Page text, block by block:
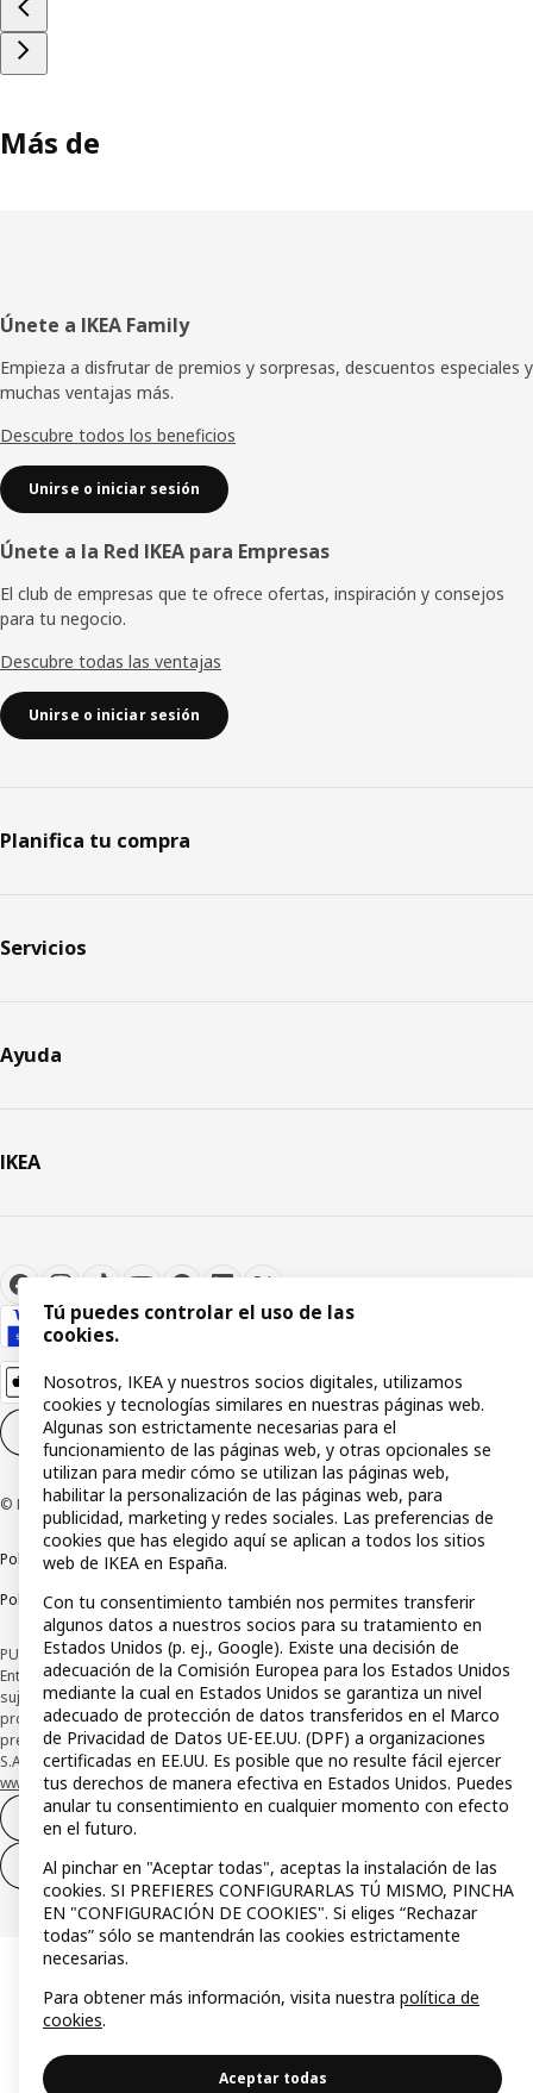
Más de
Pie
de
página
Únete a IKEA Family
Empieza a disfrutar de premios y sorpresas, descuentos especiales y
muchas ventajas más.
Descubre todos los beneficios
Unirse o iniciar sesión
Únete a la Red IKEA para Empresas
El club de empresas que te ofrece ofertas, inspiración y consejos
para tu negocio.
Descubre todas las ventajas
Unirse o iniciar sesión
Planifica tu compra
Servicios
Ayuda
IKEA
Configuración de cookies ES
© Inter IKEA Systems B.V 1999-2026
Política de privacidadPolítica de cookies
Política de divulgación responsable
PUBLICIDAD: *Financiación a través de la tarjeta IKEA VISA emitida por la
Entidad de Pago híbrida CaixaBank Payments & Consumer, E.F.C., E.P., S.A.U., y
sujeta a su organización. La entidad ha escogido como sistema de
protección de los fondos recibidos de usuarios de servicios de pago que
presta su depósito en una cuenta bancaria separada abierta en CaixaBank,
S.A. Conoce más acerca de las formas de pago de tu tarjeta aquí:
www.caixabankpc.com/es/productos. ​
Desistimiento del contrato
Desistimiento de solo servicios
Tú puedes controlar el uso de las
cookies.
Nosotros, IKEA y nuestros socios digitales, utilizamos
cookies y tecnologías similares en nuestras páginas web.
Algunas son estrictamente necesarias para el
funcionamiento de las páginas web, y otras opcionales se
utilizan para medir cómo se utilizan las páginas web,
habilitar la personalización de las páginas web, para
publicidad, marketing y redes sociales. Las preferencias de
cookies que has elegido aquí se aplican a todos los sitios
web de IKEA en España.
Con tu consentimiento también nos permites transferir
algunos datos a nuestros socios para su tratamiento en
Estados Unidos (p. ej., Google). Existe una decisión de
adecuación de la Comisión Europea para los Estados Unidos
mediante la cual en Estados Unidos se garantiza un nivel
adecuado de protección de datos transferidos en el Marco
de Privacidad de Datos UE-EE.UU. (DPF) a organizaciones
certificadas en EE.UU. Es posible que no resulte fácil ejercer
tus derechos de manera efectiva en Estados Unidos. Puedes
anular tu consentimiento en cualquier momento con efecto
en el futuro.
Al pinchar en "Aceptar todas", aceptas la instalación de las
cookies. SI PREFIERES CONFIGURARLAS TÚ MISMO, PINCHA
EN "CONFIGURACIÓN DE COOKIES". Si eliges “Rechazar
todas” sólo se mantendrán las cookies estrictamente
necesarias.
Para obtener más información, visita nuestra política de
cookies.
Aceptar todas